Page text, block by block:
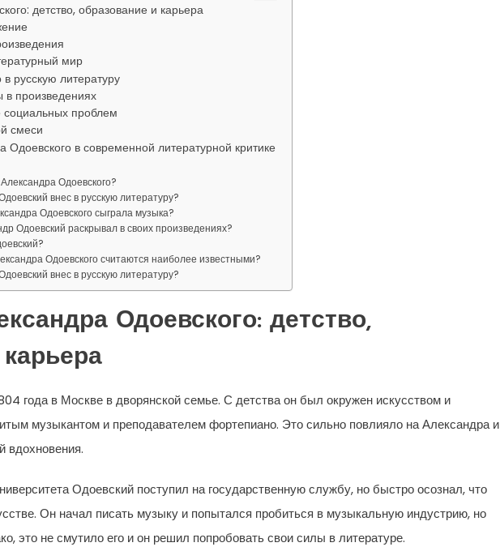
детство, образование и карьера
мир
русскую литературу
в произведениях
социальных проблем
смеси
Одоевского в современной литературной критике
Одоевского?
внес в русскую литературу?
Одоевского сыграла музыка?
Одоевский раскрывал в своих произведениях?
Одоевского считаются наиболее известными?
внес в русскую литературу?
Одоевского: детство,
года в Москве в дворянской семье. С детства он был окружен искусством и
музыкантом и преподавателем фортепиано. Это сильно повлияло на Александра и
вдохновения.
Одоевский поступил на государственную службу, но быстро осознал, что
Он начал писать музыку и попытался пробиться в музыкальную индустрию, но
это не смутило его и он решил попробовать свои силы в литературе.